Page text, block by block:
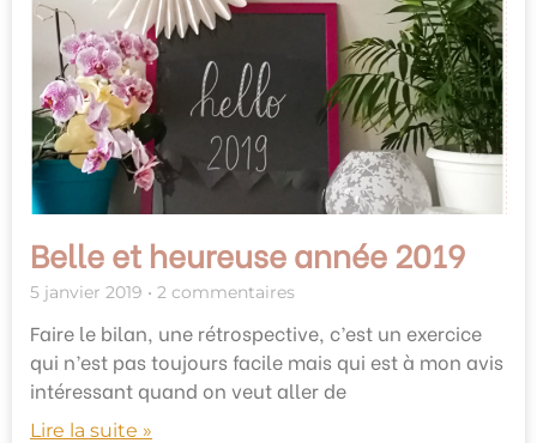
Belle et heureuse année 2019
5 janvier 2019 2 commentaires
Faire le bilan, une rétrospective, c’est un exercice
qui n’est pas toujours facile mais qui est à mon avis
intéressant quand on veut aller de
Lire la suite »